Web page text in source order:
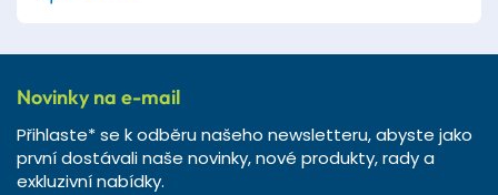
Novinky na e-mail
Přihlaste* se k odběru našeho newsletteru, abyste jako
první dostávali naše novinky, nové produkty, rady a
exkluzivní nabídky.